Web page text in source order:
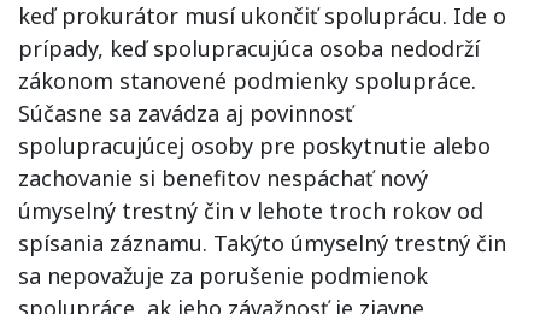
keď prokurátor musí ukončiť spoluprácu. Ide o
prípady, keď spolupracujúca osoba nedodrží
zákonom stanovené podmienky spolupráce.
Súčasne sa zavádza aj povinnosť
spolupracujúcej osoby pre poskytnutie alebo
zachovanie si benefitov nespáchať nový
úmyselný trestný čin v lehote troch rokov od
spísania záznamu. Takýto úmyselný trestný čin
sa nepovažuje za porušenie podmienok
spolupráce, ak jeho závažnosť je zjavne